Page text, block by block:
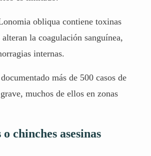
obliqua contiene toxinas
la coagulación sanguínea,
internas.
más de 500 casos de
muchos de ellos en zonas
chinches asesinas